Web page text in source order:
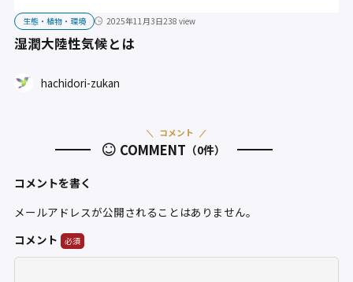
生態・植物・環境 2025年11月3日238 view
湿潤大陸性気候とは
hachidori-zukan
COMMENT （0件）
コメント
コメントを書く
メールアドレスが公開されることはありません。
コメント